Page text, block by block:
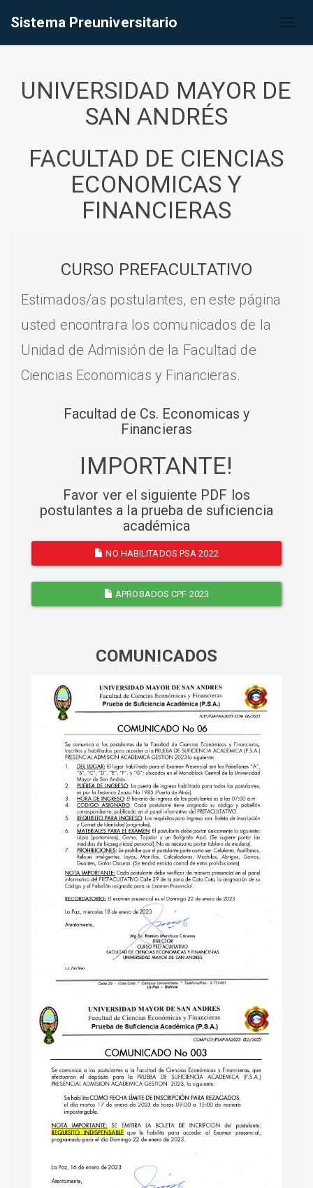
Sistema Preuniversitario
UNIVERSIDAD MAYOR DE
SAN ANDRÉS
FACULTAD DE CIENCIAS
ECONOMICAS Y
FINANCIERAS
CURSO PREFACULTATIVO
Estimados/as postulantes, en este página
usted encontrara los comunicados de la
Unidad de Admisión de la Facultad de
Ciencias Economicas y Financieras.
Facultad de Cs. Economicas y
Financieras
IMPORTANTE!
Favor ver el siguiente PDF los
postulantes a la prueba de suficiencia
académica
NO HABILITADOS PSA 2022
APROBADOS CPF 2023
COMUNICADOS